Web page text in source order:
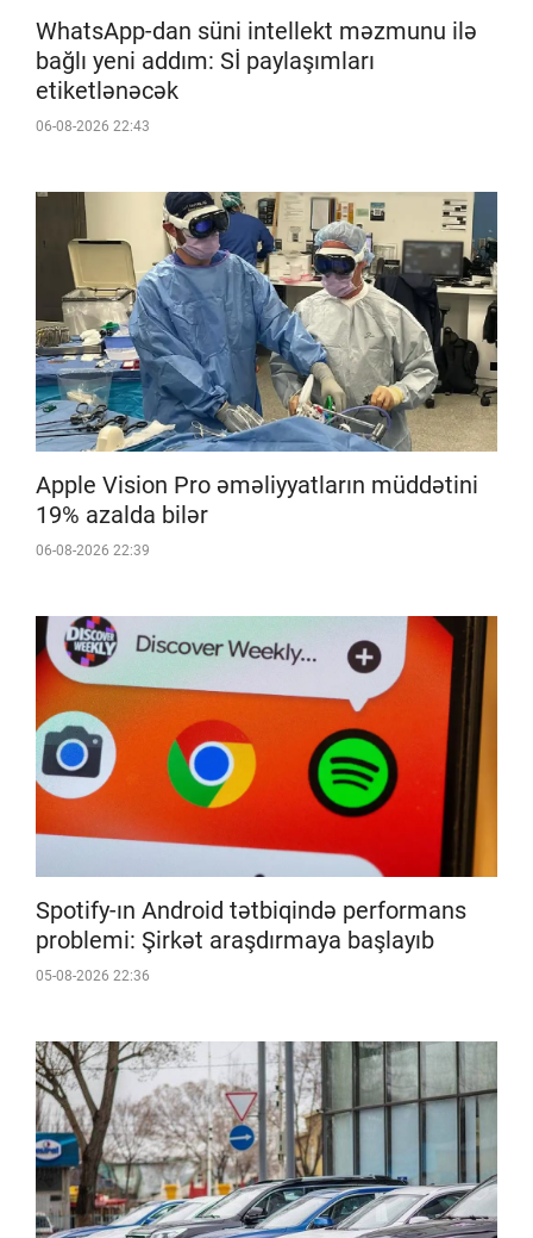
WhatsApp-dan süni intellekt məzmunu ilə
bağlı yeni addım: Sİ paylaşımları
etiketlənəcək
06-08-2026 22:43
Apple Vision Pro əməliyyatların müddətini
19% azalda bilər
06-08-2026 22:39
Spotify-ın Android tətbiqində performans
problemi: Şirkət araşdırmaya başlayıb
05-08-2026 22:36